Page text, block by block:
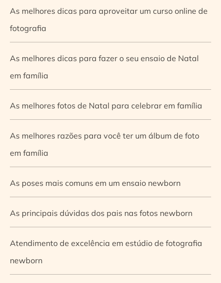
As melhores dicas para aproveitar um curso online de
fotografia
As melhores dicas para fazer o seu ensaio de Natal
em família
As melhores fotos de Natal para celebrar em família
As melhores razões para você ter um álbum de foto
em família
As poses mais comuns em um ensaio newborn
As principais dúvidas dos pais nas fotos newborn
Atendimento de excelência em estúdio de fotografia
newborn